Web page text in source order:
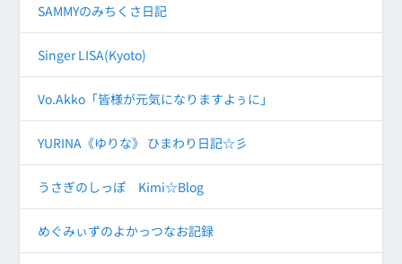
SAMMYのみちくさ日記
Singer LISA(Kyoto)
Vo.Akko「皆様が元気になりますよぅに」
YURINA《ゆりな》 ひまわり日記☆彡
うさぎのしっぽ Kimi☆Blog
めぐみぃずのよかっつなお記録